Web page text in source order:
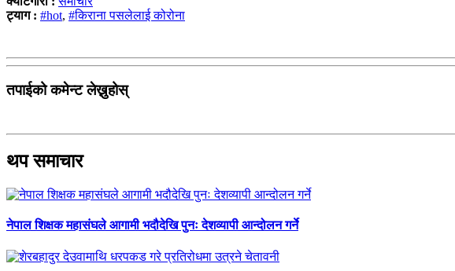
ट्याग : #hot, #किराना पसलेलाई कोरोना
तपाईको कमेन्ट लेख्नुहोस्
थप समाचार
नेपाल शिक्षक महासंघले आगामी भदौदेखि पुनः देशव्यापी आन्दोलन गर्ने